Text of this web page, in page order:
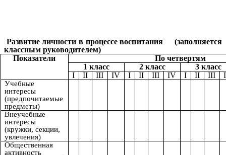
Развитие личности в процессе воспитания (заполняется
классным руководителем)
Показатели
По четвертям
1 класс
2 класс
3 класс
I
II III IV I II III IV I II III
Учебные
интересы
(предпочитаемые
предметы)
Внеучебные
интересы
(кружки, секции,
увлечения)
Общественная
активность